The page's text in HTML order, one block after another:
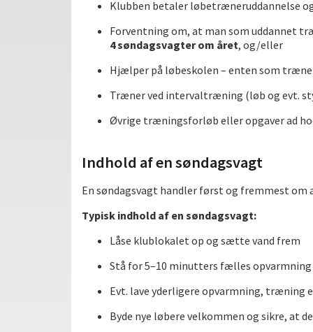
Klubben betaler løbetræneruddannelse
Forventning om, at man som uddannet
4 søndagsvagter om året, og/eller
Hjælper på løbeskolen – enten som
Træner ved intervaltræning (løb og evt.
Øvrige træningsforløb eller opgaver ad
Indhold af en søndagsvagt
En søndagsvagt handler først og fremmest
Typisk indhold af en søndagsvagt:
Låse klublokalet op og sætte vand frem
Stå for 5–10 minutters fælles opvarmning
Evt. lave yderligere opvarmning, træning
Byde nye løbere velkommen og sikre, at